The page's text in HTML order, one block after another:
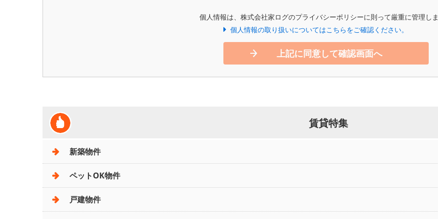
個人情報は、株式会社家ログのプライバシーポリシーに則って厳重に管理し
個人情報の取り扱いについてはこちらをご確認ください。
上記に同意して確認画面へ
賃貸特集
新築物件
ペットOK物件
戸建物件